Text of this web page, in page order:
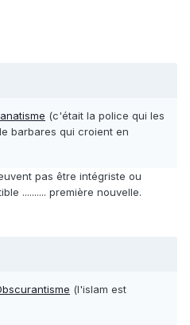
(c'était la police qui les
barbares qui croient en
pas être intégriste ou
.......... première nouvelle.
(l'islam est